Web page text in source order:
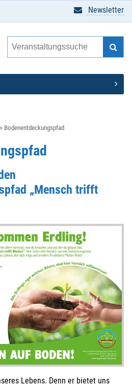
Newsletter
Bodenentdeckungspfad
„Mensch trifft
Lebens. Denn er bietet uns